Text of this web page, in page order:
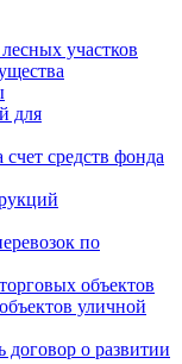
участков
для
средств фонда
по
объектов
уличной
о развитии